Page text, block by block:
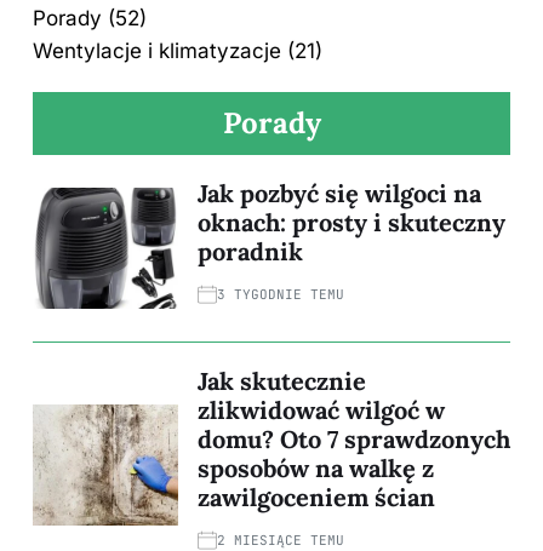
Porady (52)
Wentylacje i klimatyzacje (21)
Porady
Jak pozbyć się wilgoci na
oknach: prosty i skuteczny
poradnik
3 TYGODNIE TEMU
Jak skutecznie
zlikwidować wilgoć w
domu? Oto 7 sprawdzonych
sposobów na walkę z
zawilgoceniem ścian
2 MIESIĄCE TEMU